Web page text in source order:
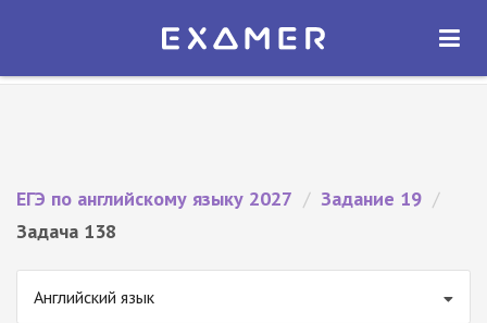
Экзамер — ЕГЭ 2027
ОТКРЫТЬ
ЕГЭ по английскому языку 2027 / Задание 19 /
Задача 138
Английский язык